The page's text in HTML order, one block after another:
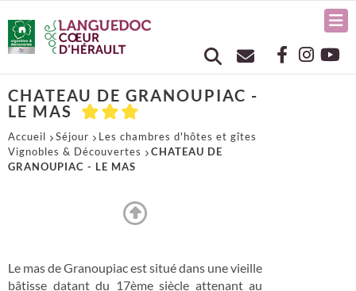
CHATEAU DE GRANOUPIAC -
LE MAS
Accueil Séjour
Les chambres d'hôtes et gîtes
Vignobles & Découvertes
CHATEAU DE
GRANOUPIAC - LE MAS
Le mas de Granoupiac est situé dans une vieille
bâtisse datant du 17ème siècle attenant au